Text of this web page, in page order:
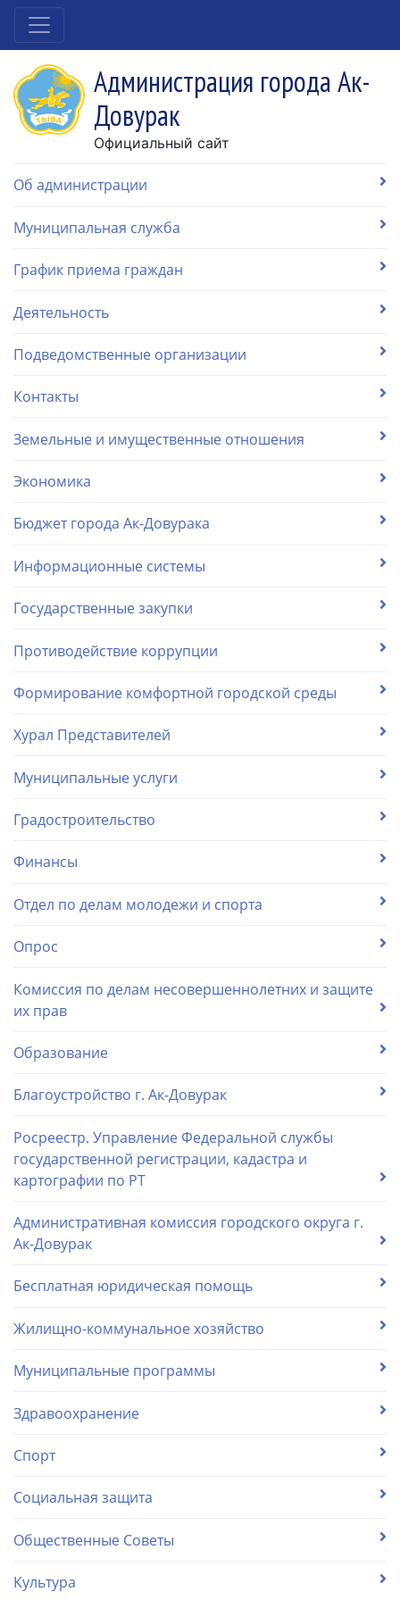
Администрация города Ак-
Довурак
Официальный сайт
Об администрации
Муниципальная служба
График приема граждан
Деятельность
Подведомственные организации
Контакты
Земельные и имущественные отношения
Экономика
Бюджет города Ак-Довурака
Информационные системы
Государственные закупки
Противодействие коррупции
Формирование комфортной городской среды
Хурал Представителей
Муниципальные услуги
Градостроительство
Финансы
Отдел по делам молодежи и спорта
Опрос
Комиссия по делам несовершеннолетних и защите
их прав
Образование
Благоустройство г. Ак-Довурак
Росреестр. Управление Федеральной службы
государственной регистрации, кадастра и
картографии по РТ
Административная комиссия городского округа г.
Ак-Довурак
Бесплатная юридическая помощь
Жилищно-коммунальное хозяйство
Муниципальные программы
Здравоохранение
Спорт
Социальная защита
Общественные Советы
Культура